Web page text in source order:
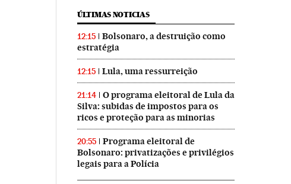
ÚLTIMAS NOTICIAS
12:15
Bolsonaro, a destruição como
estratégia
12:15 Lula, uma ressurreição
21:14
O programa eleitoral de Lula da
Silva: subidas de impostos para os
ricos e proteção para as minorias
20:55
Programa eleitoral de
Bolsonaro: privatizações e privilégios
legais para a Polícia